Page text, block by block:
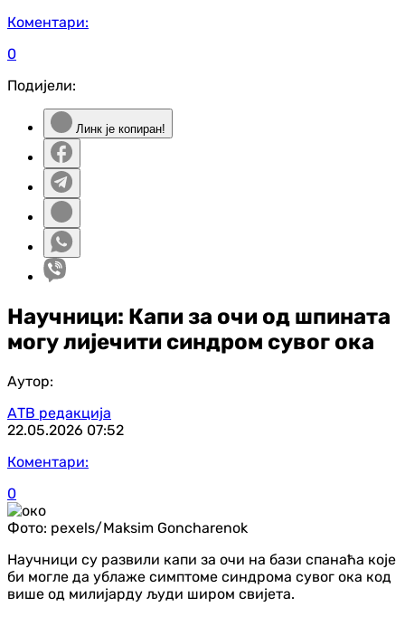
Коментари:
0
Подијели:
Линк је копиран!
Научници: Капи за очи од шпината
могу лијечити синдром сувог ока
Аутор:
АТВ редакција
22.05.2026 07:52
Коментари:
0
Фото: pexels/Maksim Goncharenok
Научници су развили капи за очи на бази спанаћа које
би могле да ублаже симптоме синдрома сувог ока код
више од милијарду људи широм свијета.